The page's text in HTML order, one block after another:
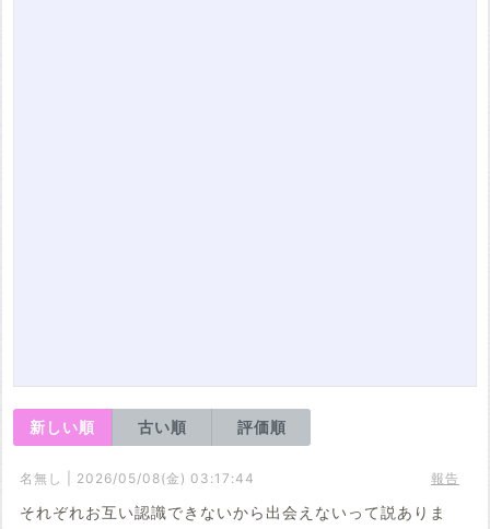
新しい順 古い順 評価順
名無し | 2026/05/08(金) 03:17:44 報告
それぞれお互い認識できないから出会えないって説ありま